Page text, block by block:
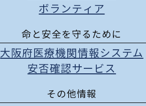
ボランティア
命と安全を守るために
大阪府医療機関情報システム
安否確認サービス
その他情報